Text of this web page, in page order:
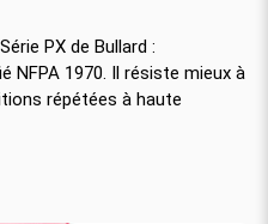
PX de Bullard :
NFPA 1970. Il résiste mieux à
répétées à haute